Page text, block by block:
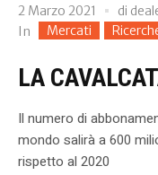
2 Marzo 2021 di
In
Mercati
LA
Il numero di
mondo salirà a 600
rispetto al 2020